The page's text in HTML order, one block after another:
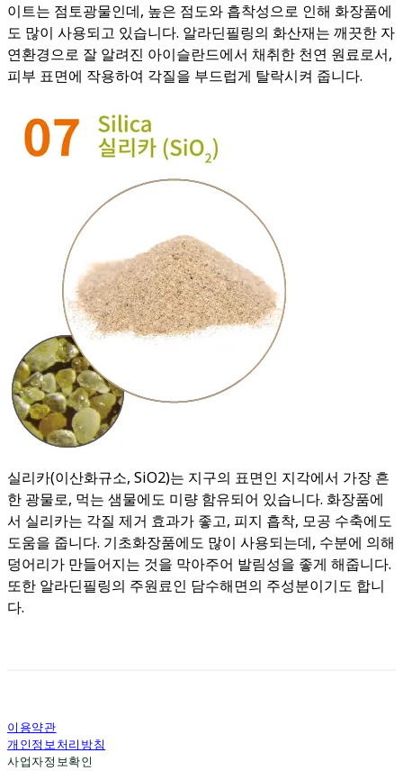
이트는 점토광물인데, 높은 점도와 흡착성으로 인해 화장품에
도 많이 사용되고 있습니다. 알라딘필링의 화산재는 깨끗한 자
연환경으로 잘 알려진 아이슬란드에서 채취한 천연 원료로서,
피부 표면에 작용하여 각질을 부드럽게 탈락시켜 줍니다.
실리카(이산화규소, SiO2)는 지구의 표면인 지각에서 가장 흔
한 광물로, 먹는 샘물에도 미량 함유되어 있습니다. 화장품에
서 실리카는 각질 제거 효과가 좋고, 피지 흡착, 모공 수축에도
도움을 줍니다. 기초화장품에도 많이 사용되는데, 수분에 의해
덩어리가 만들어지는 것을 막아주어 발림성을 좋게 해줍니다.
또한 알라딘필링의 주원료인 담수해면의 주성분이기도 합니
다.
이용약관
개인정보처리방침
사업자정보확인